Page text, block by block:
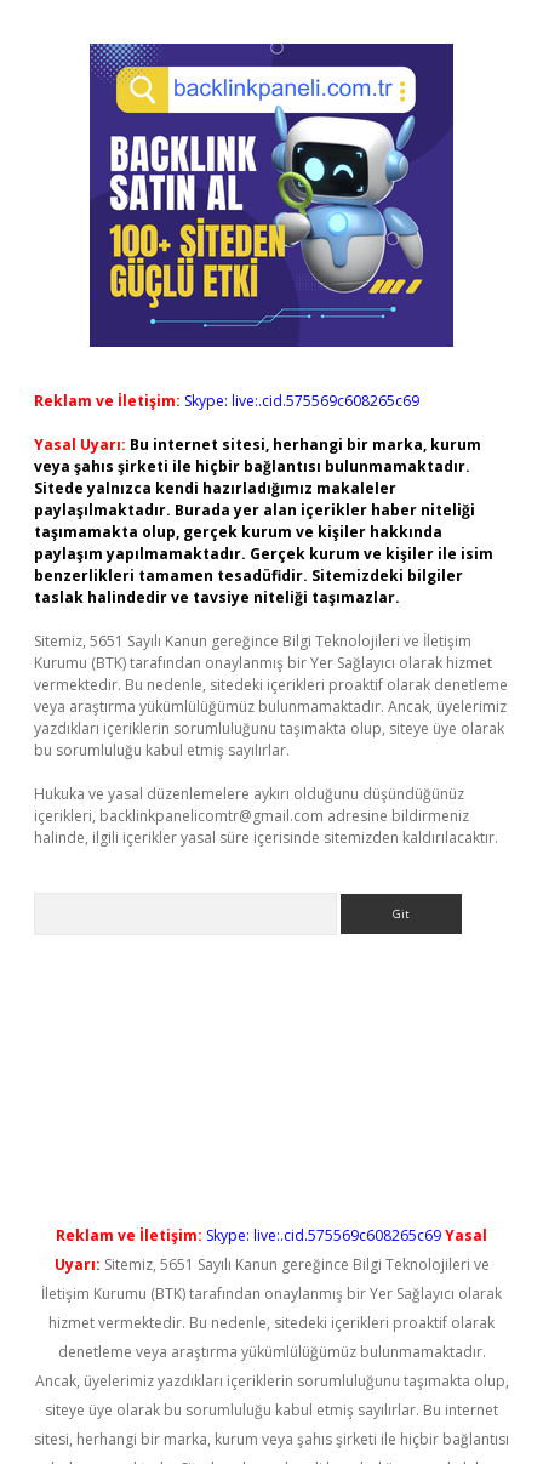
Reklam ve İletişim: Skype: live:.cid.575569c608265c69
Yasal Uyarı: Bu internet sitesi, herhangi bir marka, kurum
veya şahıs şirketi ile hiçbir bağlantısı bulunmamaktadır.
Sitede yalnızca kendi hazırladığımız makaleler
paylaşılmaktadır. Burada yer alan içerikler haber niteliği
taşımamakta olup, gerçek kurum ve kişiler hakkında
paylaşım yapılmamaktadır. Gerçek kurum ve kişiler ile isim
benzerlikleri tamamen tesadüfidir. Sitemizdeki bilgiler
taslak halindedir ve tavsiye niteliği taşımazlar.
Sitemiz, 5651 Sayılı Kanun gereğince Bilgi Teknolojileri ve İletişim
Kurumu (BTK) tarafından onaylanmış bir Yer Sağlayıcı olarak hizmet
vermektedir. Bu nedenle, sitedeki içerikleri proaktif olarak denetleme
veya araştırma yükümlülüğümüz bulunmamaktadır. Ancak, üyelerimiz
yazdıkları içeriklerin sorumluluğunu taşımakta olup, siteye üye olarak
bu sorumluluğu kabul etmiş sayılırlar.
Hukuka ve yasal düzenlemelere aykırı olduğunu düşündüğünüz
içerikleri, backlinkpanelicomtr@gmail.com adresine bildirmeniz
halinde, ilgili içerikler yasal süre içerisinde sitemizden kaldırılacaktır.
Reklam ve İletişim: Skype: live:.cid.575569c608265c69Yasal
Uyarı: Sitemiz, 5651 Sayılı Kanun gereğince Bilgi Teknolojileri ve
İletişim Kurumu (BTK) tarafından onaylanmış bir Yer Sağlayıcı olarak
hizmet vermektedir. Bu nedenle, sitedeki içerikleri proaktif olarak
denetleme veya araştırma yükümlülüğümüz bulunmamaktadır.
Ancak, üyelerimiz yazdıkları içeriklerin sorumluluğunu taşımakta olup,
siteye üye olarak bu sorumluluğu kabul etmiş sayılırlar. Bu internet
sitesi, herhangi bir marka, kurum veya şahıs şirketi ile hiçbir bağlantısı